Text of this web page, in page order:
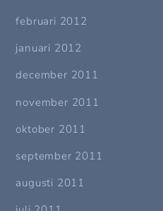
februari 2012
januari 2012
december 2011
november 2011
oktober 2011
september 2011
augusti 2011